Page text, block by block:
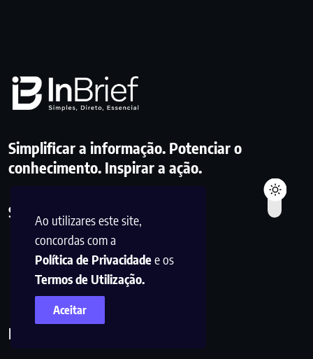
Ao utilizares este site,
concordas com a
Política de Privacidadee os
Termos de Utilização.
Aceitar
Simplificar a informação. Potenciar o
conhecimento. Inspirar a ação.
Siga-nos
Links Úteis